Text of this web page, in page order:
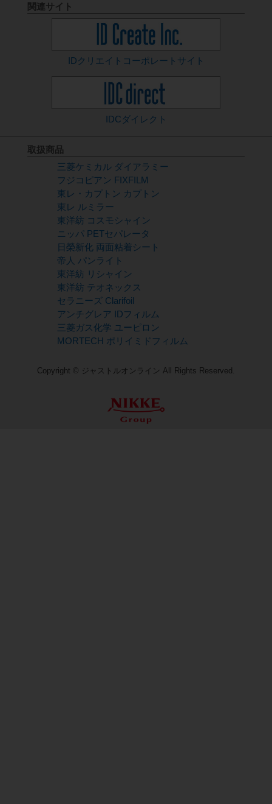
関連サイト
IDクリエイト コーポレートサイト
IDCダイレクト
取扱商品
三菱ケミカル ダイアラミー
フジコピアン FIXFILM
東レ・カプトン カプトン
東レ ルミラー
東洋紡 コスモシャイン
ニッパ PETセパレータ
日榮新化 両面粘着シート
帝人 パンライト
東洋紡 リシャイン
東洋紡 テオネックス
セラニーズ Clarifoil
アンチグレア IDフィルム
三菱ガス化学 ユーピロン
MORTECH ポリイミドフィルム
Copyright © ジャストルオンライン All Rights Reserved.